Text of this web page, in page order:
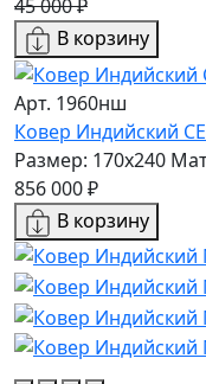
45 000 ₽
В корзину
Арт. 1960нш
Ковер Индийский
Размер: 170x240
856 000 ₽
В корзину